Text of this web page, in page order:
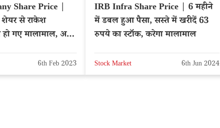
Share Price |
शेयर से राकेश
गए मालामाल, अब
6th Feb 2023
IRB Infra Share Price | 6 महीने
में डबल हुआ पैसा, सस्ते में खरीदें 63
रुपये का स्टॉक, करेगा मालामाल
Stock Market 6th Jun 2024